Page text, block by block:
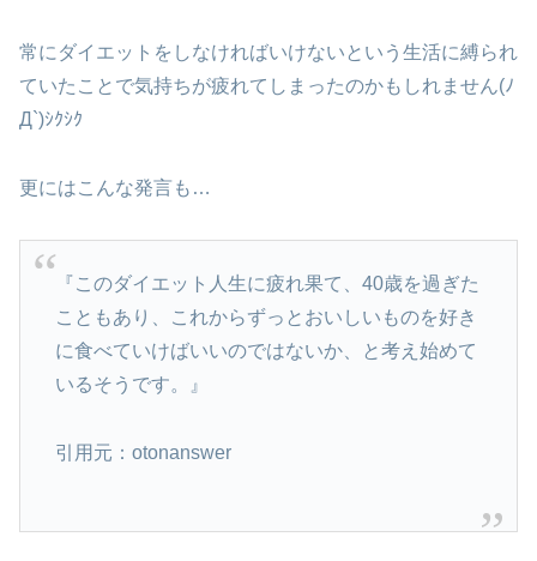
常にダイエットをしなければいけないという生活に縛られ
ていたことで気持ちが疲れてしまったのかもしれません(ﾉ
Д`)ｼｸｼｸ
更にはこんな発言も…
『このダイエット人生に疲れ果て、40歳を過ぎた
こともあり、これからずっとおいしいものを好き
に食べていけばいいのではないか、と考え始めて
いるそうです。』
引用元：otonanswer